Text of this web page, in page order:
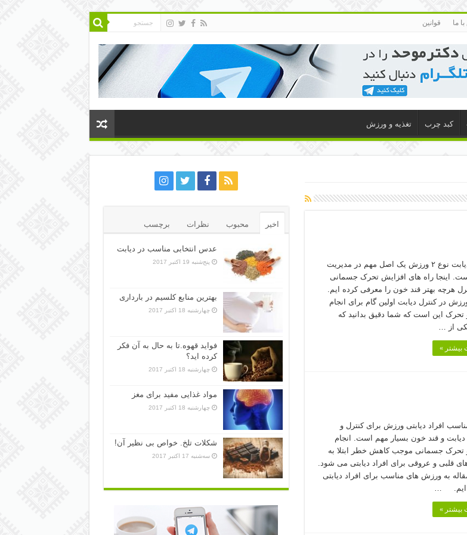
ما قوانین
کبد چرب تغذیه و ورزش
ورزش دیابت نوع ۲ ورزش یک اصل مهم در مدیریت
اینجا راه های افزایش تحرک جسمانی
هرچه بهتر قند خون را معرفی کرده ایم.
در کنترل دیابت اولین گام برای انجام
این است که شما دقیق بدانید که
از …
بیشتر »
افراد دیابتی ورزش برای کنترل و
و قند خون بسیار مهم است. انجام
جسمانی موجب کاهش خطر ابتلا به
قلبی و عروقی برای افراد دیابتی می شود.
به ورزش های مناسب برای افراد دیابتی
ایم. …
بیشتر »
اخیر محبوب نظرات برچسب
عدس انتخابی مناسب در دیابت
پنج‌شنبه 19 اکتبر 2017
بهترین منابع کلسیم در بارداری
چهارشنبه 18 اکتبر 2017
فواید قهوه.تا به حال به آن فکر
کرده اید؟
چهارشنبه 18 اکتبر 2017
مواد غذایی مفید برای مغز
چهارشنبه 18 اکتبر 2017
شکلات تلخ. خواص بی نظیر آن!
سه‌شنبه 17 اکتبر 2017